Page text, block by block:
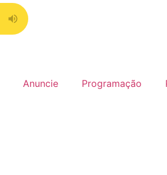
Anuncie Programação